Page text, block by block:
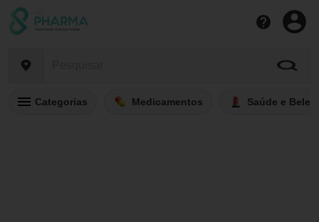
Categorias Medicamentos Saúde e